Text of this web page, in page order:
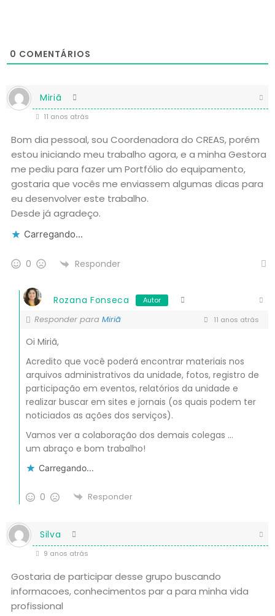
0 COMENTÁRIOS
Miriã
11 anos atrás
Bom dia pessoal, sou Coordenadora do CREAS, porém
estou iniciando meu trabalho agora, e a minha Gestora
me pediu para fazer um Portfólio do equipamento,
gostaria que vocês me enviassem algumas dicas para
eu desenvolver este trabalho.
Desde já agradeço.
Carregando...
0 Responder
Rozana Fonseca Autor
Responder para Miriã 11 anos atrás
Oi Miriã,
Acredito que você poderá encontrar materiais nos
arquivos administrativos da unidade, fotos, registro de
participação em eventos, relatórios da unidade e
realizar buscar em sites e jornais (os quais podem ter
noticiados as ações dos serviços).
Vamos ver a colaboração dos demais colegas …
um abraço e bom trabalho!
Carregando...
0 Responder
Silva
9 anos atrás
Gostaria de participar desse grupo buscando
informacoes, conhecimentos par a para minha vida
profissional